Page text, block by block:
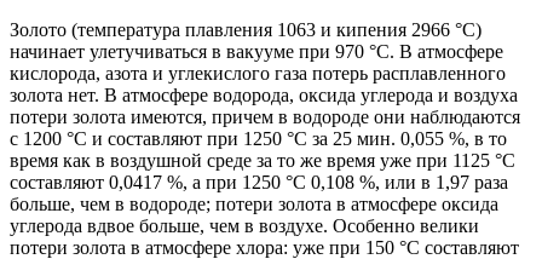
Золото (температура плавления 1063 и кипения 2966 °С)
начинает улетучиваться в вакууме при 970 °С. В атмосфере
кислорода, азота и углекислого газа потерь расплавленного
золота нет. В атмосфере водорода, оксида углерода и воздуха
потери золота имеются, причем в водороде они наблюдаются
с 1200 °С и составляют при 1250 °С за 25 мин. 0,055 %, в то
время как в воздушной среде за то же время уже при 1125 °С
составляют 0,0417 %, а при 1250 °С 0,108 %, или в 1,97 раза
больше, чем в водороде; потери золота в атмосфере оксида
углерода вдвое больше, чем в воздухе. Особенно велики
потери золота в атмосфере хлора: уже при 150 °С составляют